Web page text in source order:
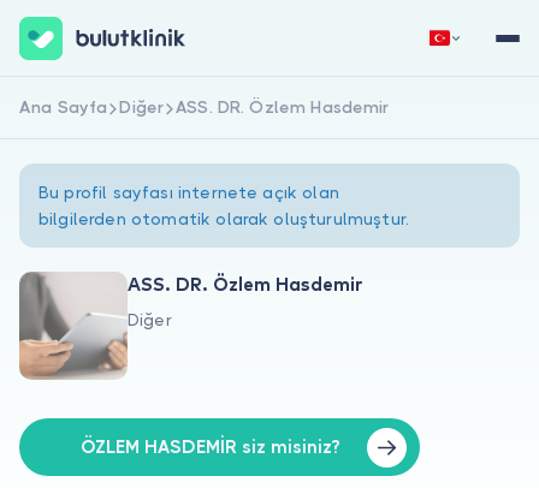
Hakkımızda
Doktorlar için
Hemen Kaydol Giriş Yap
Ana Sayfa Diğer ASS. DR. Özlem Hasdemir
Bu profil sayfası internete açık olan
bilgilerden otomatik olarak oluşturulmuştur.
ASS. DR. Özlem Hasdemir
Diğer
ÖZLEM HASDEMİR siz misiniz?